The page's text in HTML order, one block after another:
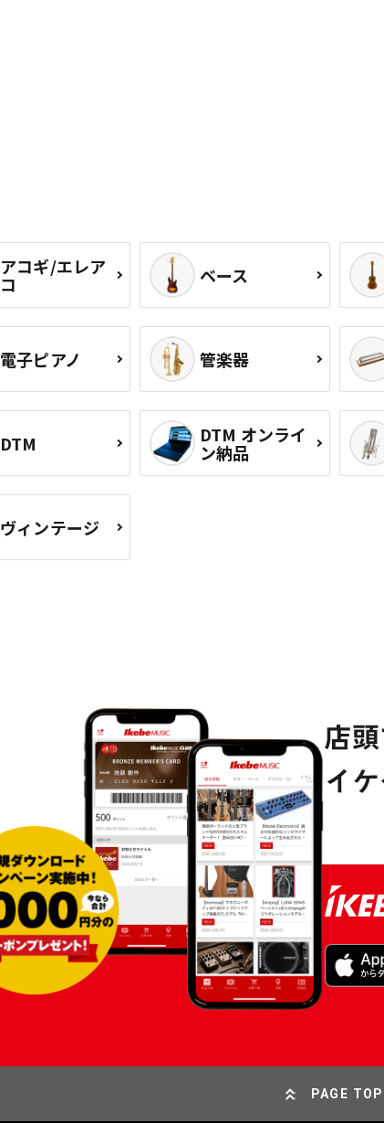
アコギ/エレア
コ ベース
電子ピアノ 管楽器
DTM DTM オンライ
ン納品
ヴィンテージ
PAGE TOP